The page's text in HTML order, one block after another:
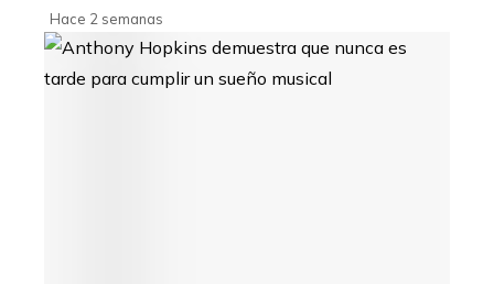
Hace 2 semanas